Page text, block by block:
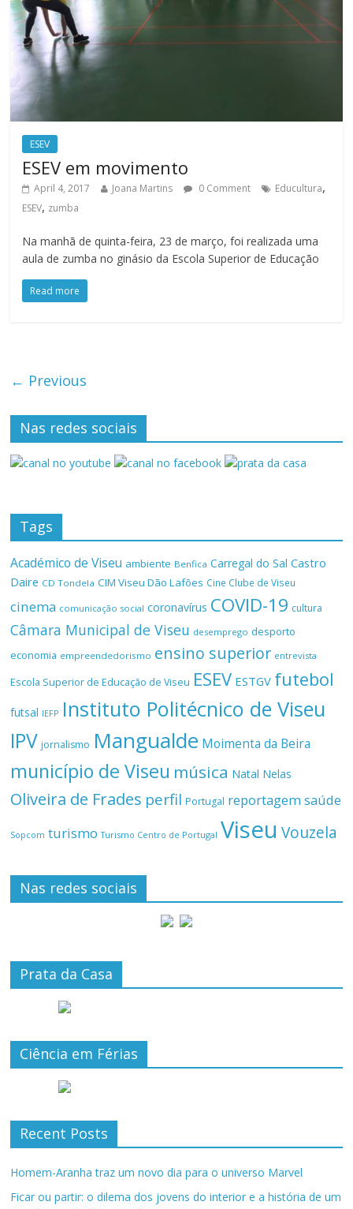
ESEV
ESEV em movimento
April 4, 2017 Joana Martins 0 Comment Educultura,
ESEV, zumba
Na manhã de quinta-feira, 23 de março, foi realizada uma
aula de zumba no ginásio da Escola Superior de Educação
Read more
← Previous
Nas redes sociais
Tags
Académico de Viseu ambiente Benfica Carregal do Sal Castro
Daire CD Tondela CIM Viseu Dão Lafões Cine Clube de Viseu
cinema comunicação social coronavírus COVID-19 cultura
Câmara Municipal de Viseu desemprego desporto
economia empreendedorismo ensino superior entrevista
Escola Superior de Educação de Viseu ESEV ESTGV futebol
futsal IEFP Instituto Politécnico de Viseu
IPV jornalismo Mangualde Moimenta da Beira
município de Viseu música Natal Nelas
Oliveira de Frades perfil Portugal reportagemsaúde
Sopcom turismo Turismo Centro de Portugal Viseu Vouzela
Nas redes sociais
Prata da Casa
Ciência em Férias
Recent Posts
Homem-Aranha traz um novo dia para o universo Marvel
Ficar ou partir: o dilema dos jovens do interior e a história de um